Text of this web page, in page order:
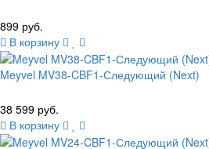
899 руб.
В корзину
Meyvel MV38-CBF1-Следующий (Next)
38 599 руб.
В корзину